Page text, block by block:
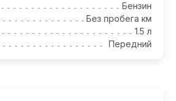
Бензин
Без пробега км
1.5 л
Передний